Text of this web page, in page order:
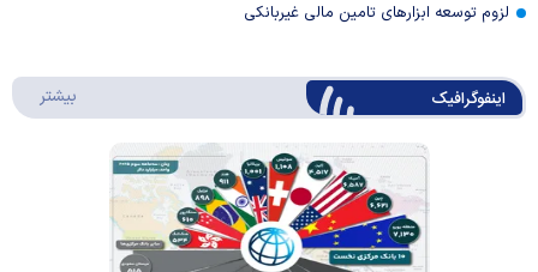
لزوم توسعه ابزارهای تامین مالی غیربانکی
اینفوگرافیک بیشتر